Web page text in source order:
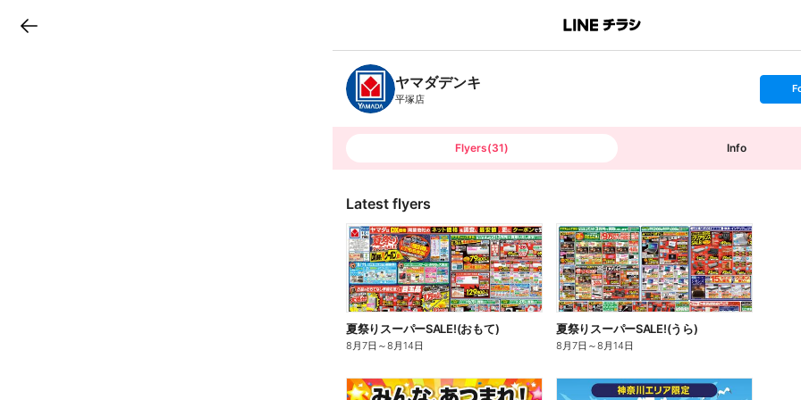
B
n
c
h
T
ヤマダデンキ
平塚店
s
t
o
Flyers(31) Info
Latest flyers
夏祭りスーパーSALE!(おもて)
8月7日 ～8月14日
夏祭りスーパーSALE!(うら)
8月7日 ～8月14日